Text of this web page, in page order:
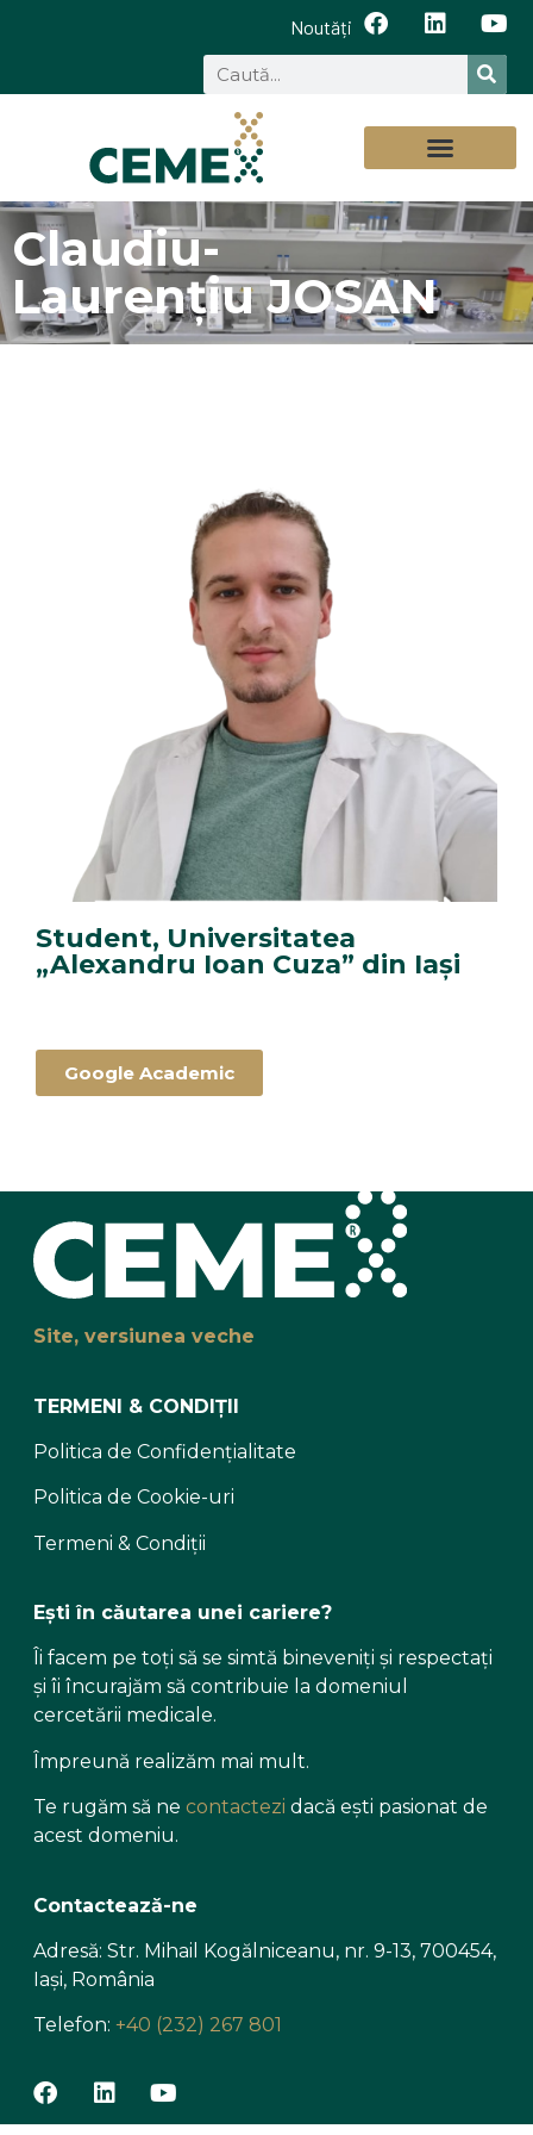
Noutăți
Claudiu-
Laurențiu JOSAN
Student, Universitatea
„Alexandru Ioan Cuza” din Iași
Google Academic
Site, versiunea veche
TERMENI & CONDIȚII
Politica de Confidențialitate
Politica de Cookie-uri
Termeni & Condiții
Ești în căutarea unei cariere?
Îi facem pe toți să se simtă bineveniți și respectați
și îi încurajăm să contribuie la domeniul
cercetării medicale.
Împreună realizăm mai mult.
Te rugăm să ne contactezi dacă ești pasionat de
acest domeniu.
Contactează-ne
Adresă: Str. Mihail Kogălniceanu, nr. 9-13, 700454,
Iași, România
Telefon: +40 (232) 267 801